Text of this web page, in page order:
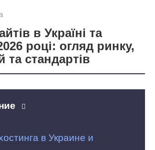
в Україні та
році: огляд ринку,
та стандартів
в Украине и